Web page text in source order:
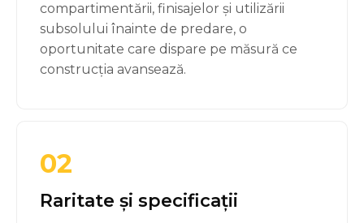
compartimentării, finisajelor și utilizării
subsolului înainte de predare, o
oportunitate care dispare pe măsură ce
construcția avansează.
02
Raritate și specificații